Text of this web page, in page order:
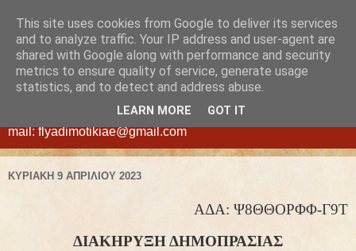
ΦΛΥΑ
ΔΗΜΟΤΙΚΗ ΑΝΩΝΥΜΗ ΕΤΑΙΡΕΙΑ ΕΚΜΕΤΑΛΛΕΥΣΗΣ
ΑΚΙΝΗΤΩΝ ΔΗΜΟΥ ΧΑΛΑΝΔΡΙΟΥ - ΝΕΑ ΔΙΕΥΘΥΝΣΗ:
Διογένους 42, Χαλάνδρι τ.κ. 15234, τηλ.210-6830305, e-
mail: flyadimotikiae@gmail.com
ΚΥΡΙΑΚΉ 9 ΑΠΡΙΛΊΟΥ 2023
ΑΔΑ: Ψ8ΘΘΟΡΦΦ-Γ9Τ
ΔΙΑΚΗΡΥΞΗ ΔΗΜΟΠΡΑΣΙΑΣ
This site uses cookies from Google to deliver its services
and to analyze traffic. Your IP address and user-agent are
shared with Google along with performance and security
metrics to ensure quality of service, generate usage
statistics, and to detect and address abuse.
LEARN MORE GOT IT